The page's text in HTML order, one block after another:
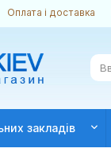
Оплата і доставка
закладів